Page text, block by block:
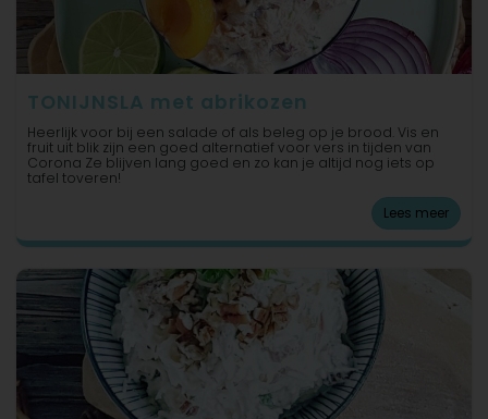
TONIJNSLA met abrikozen
Heerlijk voor bij een salade of als beleg op je brood. Vis en
fruit uit blik zijn een goed alternatief voor vers in tijden van
Corona Ze blijven lang goed en zo kan je altijd nog iets op
tafel toveren!
Lees meer